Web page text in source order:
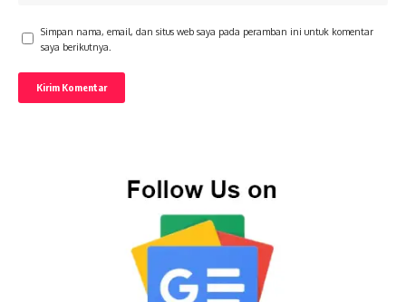
Simpan nama, email, dan situs web saya pada peramban ini untuk komentar
saya berikutnya.